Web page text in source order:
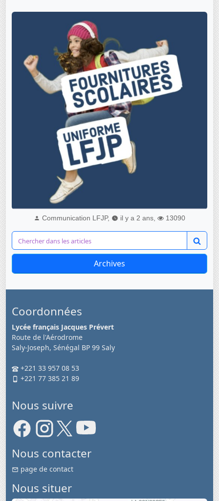
Communication LFJP, il y a 2 ans, 13090
Archives
Coordonnées
Lycée français Jacques Prévert
Route de l'Aérodrome
Saly-Joseph, Sénégal BP 99 Saly
+221 33 957 08 53
+221 77 385 21 89
Nous suivre
Nous contacter
page de contact
Nous situer